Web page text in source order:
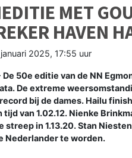
MET
HAVEN
2025, 17:55 uur
De 50e editie van de NN
De extreme
bij de dames. Hailu
tijd van 1.02.12. Nienke
streep in 1.13.20. Stan
Nederlander te worden.